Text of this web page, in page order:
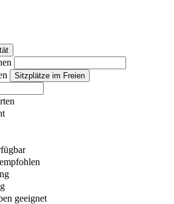
Sitzplätze im Freien
geeignet